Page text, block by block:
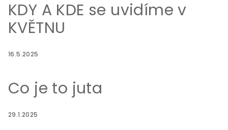
KDY A KDE se uvidíme v
KVĚTNU
16.5.2025
Co je to juta
29.1.2025